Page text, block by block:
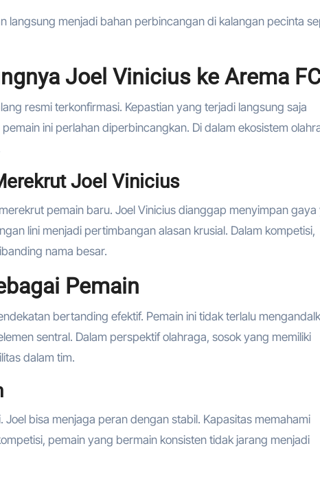
Joel Vinicius ke Arema
resmi terkonfirmasi. Kepastian yang terjadi langsung saja
ini perlahan diperbincangkan. Di dalam ekosistem
Joel Vinicius
pemain baru. Joel Vinicius dianggap menyimpan gaya
lini menjadi pertimbangan alasan krusial. Dalam kompetisi,
nama besar.
Pemain
bertanding efektif. Pemain ini tidak terlalu
sentral. Dalam perspektif olahraga, sosok yang memiliki
dalam tim.
bisa menjaga peran dengan stabil. Kapasitas memahami
pemain yang bermain konsisten tidak jarang menjadi